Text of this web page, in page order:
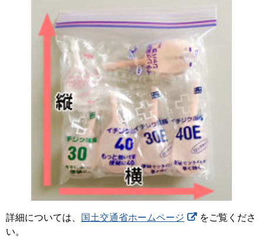
詳細については、 国土交通省ホームページ
をご覧くださ
い。